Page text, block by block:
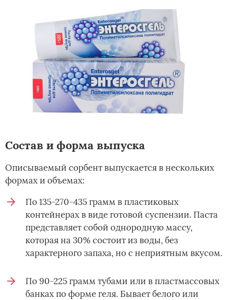
Состав и форма выпуска
Описываемый сорбент выпускается в нескольких
формах и объемах:
По 135-270-435 грамм в пластиковых
контейнерах в виде готовой суспензии. Паста
представляет собой однородную массу,
которая на 30% состоит из воды, без
характерного запаха, но с неприятным вкусом.
По 90-225 грамм тубами или в пластмассовых
банках по форме геля. Бывает белого или